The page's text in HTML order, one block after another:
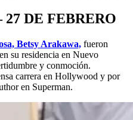
DE FEBRERO
Betsy Arakawa, fueron
su residencia en Nuevo
y conmoción.
carrera en Hollywood y por
en Superman.